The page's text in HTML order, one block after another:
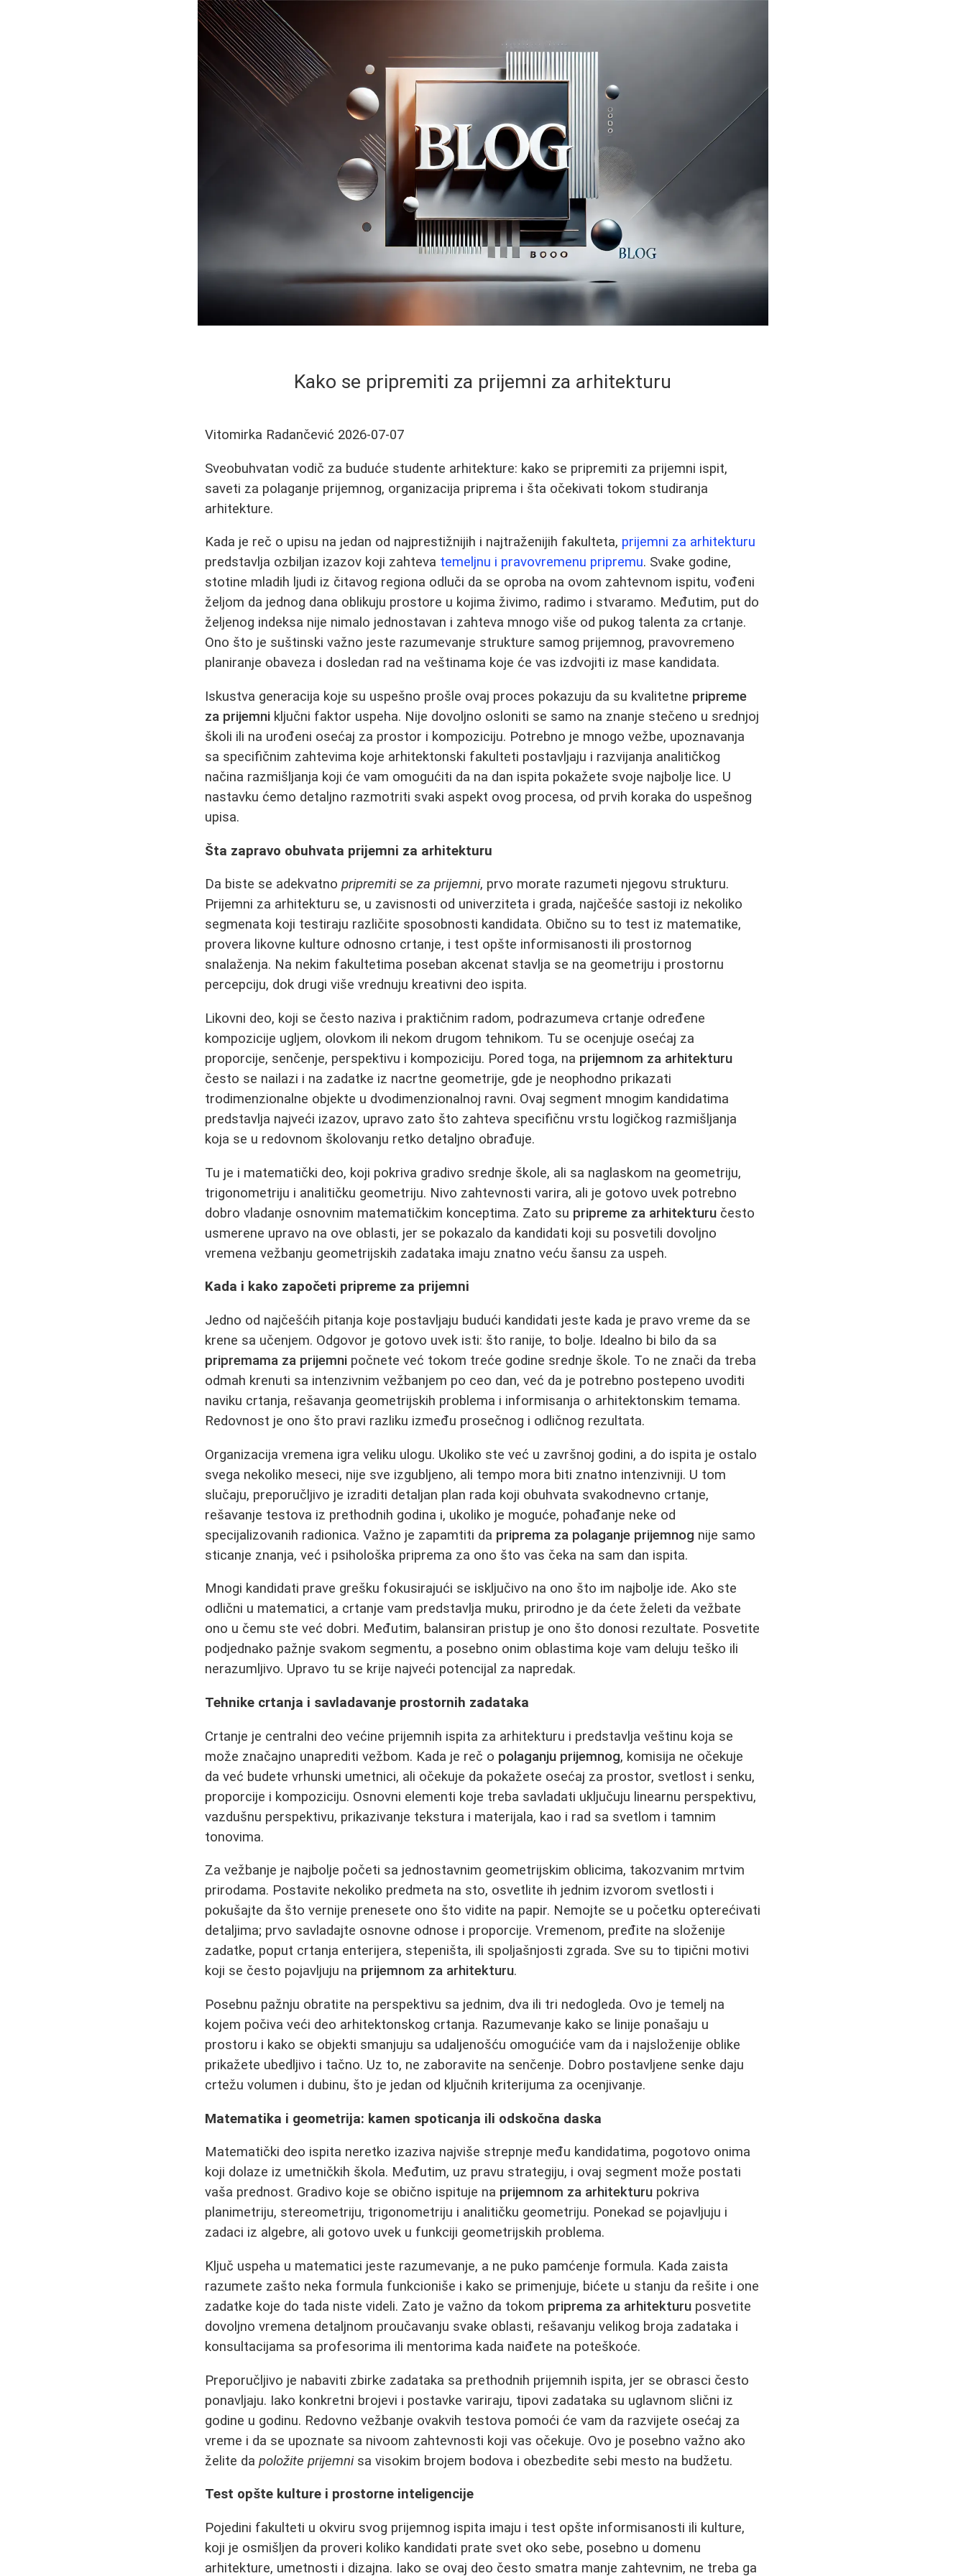
Kako se pripremiti za prijemni za arhitekturu
Vitomirka Radančević 2026-07-07
Sveobuhvatan vodič za buduće studente arhitekture: kako se pripremiti za prijemni ispit,
saveti za polaganje prijemnog, organizacija priprema i šta očekivati tokom studiranja
arhitekture.
Kada je reč o upisu na jedan od najprestižnijih i najtraženijih fakulteta, prijemni za arhitekturu
predstavlja ozbiljan izazov koji zahteva temeljnu i pravovremenu pripremu. Svake godine,
stotine mladih ljudi iz čitavog regiona odluči da se oproba na ovom zahtevnom ispitu, vođeni
željom da jednog dana oblikuju prostore u kojima živimo, radimo i stvaramo. Međutim, put do
željenog indeksa nije nimalo jednostavan i zahteva mnogo više od pukog talenta za crtanje.
Ono što je suštinski važno jeste razumevanje strukture samog prijemnog, pravovremeno
planiranje obaveza i dosledan rad na veštinama koje će vas izdvojiti iz mase kandidata.
Iskustva generacija koje su uspešno prošle ovaj proces pokazuju da su kvalitetne pripreme
za prijemni ključni faktor uspeha. Nije dovoljno osloniti se samo na znanje stečeno u srednjoj
školi ili na urođeni osećaj za prostor i kompoziciju. Potrebno je mnogo vežbe, upoznavanja
sa specifičnim zahtevima koje arhitektonski fakulteti postavljaju i razvijanja analitičkog
načina razmišljanja koji će vam omogućiti da na dan ispita pokažete svoje najbolje lice. U
nastavku ćemo detaljno razmotriti svaki aspekt ovog procesa, od prvih koraka do uspešnog
upisa.
Šta zapravo obuhvata prijemni za arhitekturu
Da biste se adekvatnopripremiti se za prijemni, prvo morate razumeti njegovu strukturu.
Prijemni za arhitekturu se, u zavisnosti od univerziteta i grada, najčešće sastoji iz nekoliko
segmenata koji testiraju različite sposobnosti kandidata. Obično su to test iz matematike,
provera likovne kulture odnosno crtanje, i test opšte informisanosti ili prostornog
snalaženja. Na nekim fakultetima poseban akcenat stavlja se na geometriju i prostornu
percepciju, dok drugi više vrednuju kreativni deo ispita.
Likovni deo, koji se često naziva i praktičnim radom, podrazumeva crtanje određene
kompozicije ugljem, olovkom ili nekom drugom tehnikom. Tu se ocenjuje osećaj za
proporcije, senčenje, perspektivu i kompoziciju. Pored toga, na prijemnom za arhitekturu
često se nailazi i na zadatke iz nacrtne geometrije, gde je neophodno prikazati
trodimenzionalne objekte u dvodimenzionalnoj ravni. Ovaj segment mnogim kandidatima
predstavlja najveći izazov, upravo zato što zahteva specifičnu vrstu logičkog razmišljanja
koja se u redovnom školovanju retko detaljno obrađuje.
Tu je i matematički deo, koji pokriva gradivo srednje škole, ali sa naglaskom na geometriju,
trigonometriju i analitičku geometriju. Nivo zahtevnosti varira, ali je gotovo uvek potrebno
dobro vladanje osnovnim matematičkim konceptima. Zato su pripreme za arhitekturu često
usmerene upravo na ove oblasti, jer se pokazalo da kandidati koji su posvetili dovoljno
vremena vežbanju geometrijskih zadataka imaju znatno veću šansu za uspeh.
Kada i kako započeti pripreme za prijemni
Jedno od najčešćih pitanja koje postavljaju budući kandidati jeste kada je pravo vreme da se
krene sa učenjem. Odgovor je gotovo uvek isti: što ranije, to bolje. Idealno bi bilo da sa
pripremama za prijemni počnete već tokom treće godine srednje škole. To ne znači da treba
odmah krenuti sa intenzivnim vežbanjem po ceo dan, već da je potrebno postepeno uvoditi
naviku crtanja, rešavanja geometrijskih problema i informisanja o arhitektonskim temama.
Redovnost je ono što pravi razliku između prosečnog i odličnog rezultata.
Organizacija vremena igra veliku ulogu. Ukoliko ste već u završnoj godini, a do ispita je ostalo
svega nekoliko meseci, nije sve izgubljeno, ali tempo mora biti znatno intenzivniji. U tom
slučaju, preporučljivo je izraditi detaljan plan rada koji obuhvata svakodnevno crtanje,
rešavanje testova iz prethodnih godina i, ukoliko je moguće, pohađanje neke od
specijalizovanih radionica. Važno je zapamtiti da priprema za polaganje prijemnog nije samo
sticanje znanja, već i psihološka priprema za ono što vas čeka na sam dan ispita.
Mnogi kandidati prave grešku fokusirajući se isključivo na ono što im najbolje ide. Ako ste
odlični u matematici, a crtanje vam predstavlja muku, prirodno je da ćete želeti da vežbate
ono u čemu ste već dobri. Međutim, balansiran pristup je ono što donosi rezultate. Posvetite
podjednako pažnje svakom segmentu, a posebno onim oblastima koje vam deluju teško ili
nerazumljivo. Upravo tu se krije najveći potencijal za napredak.
Tehnike crtanja i savladavanje prostornih zadataka
Crtanje je centralni deo većine prijemnih ispita za arhitekturu i predstavlja veštinu koja se
može značajno unaprediti vežbom. Kada je reč o polaganju prijemnog, komisija ne očekuje
da već budete vrhunski umetnici, ali očekuje da pokažete osećaj za prostor, svetlost i senku,
proporcije i kompoziciju. Osnovni elementi koje treba savladati uključuju linearnu perspektivu,
vazdušnu perspektivu, prikazivanje tekstura i materijala, kao i rad sa svetlom i tamnim
tonovima.
Za vežbanje je najbolje početi sa jednostavnim geometrijskim oblicima, takozvanim mrtvim
prirodama. Postavite nekoliko predmeta na sto, osvetlite ih jednim izvorom svetlosti i
pokušajte da što vernije prenesete ono što vidite na papir. Nemojte se u početku opterećivati
detaljima; prvo savladajte osnovne odnose i proporcije. Vremenom, pređite na složenije
zadatke, poput crtanja enterijera, stepeništa, ili spoljašnjosti zgrada. Sve su to tipični motivi
koji se često pojavljuju na prijemnom za arhitekturu.
Posebnu pažnju obratite na perspektivu sa jednim, dva ili tri nedogleda. Ovo je temelj na
kojem počiva veći deo arhitektonskog crtanja. Razumevanje kako se linije ponašaju u
prostoru i kako se objekti smanjuju sa udaljenošću omogućiće vam da i najsloženije oblike
prikažete ubedljivo i tačno. Uz to, ne zaboravite na senčenje. Dobro postavljene senke daju
crtežu volumen i dubinu, što je jedan od ključnih kriterijuma za ocenjivanje.
Matematika i geometrija: kamen spoticanja ili odskočna daska
Matematički deo ispita neretko izaziva najviše strepnje među kandidatima, pogotovo onima
koji dolaze iz umetničkih škola. Međutim, uz pravu strategiju, i ovaj segment može postati
vaša prednost. Gradivo koje se obično ispituje na prijemnom za arhitekturu pokriva
planimetriju, stereometriju, trigonometriju i analitičku geometriju. Ponekad se pojavljuju i
zadaci iz algebre, ali gotovo uvek u funkciji geometrijskih problema.
Ključ uspeha u matematici jeste razumevanje, a ne puko pamćenje formula. Kada zaista
razumete zašto neka formula funkcioniše i kako se primenjuje, bićete u stanju da rešite i one
zadatke koje do tada niste videli. Zato je važno da tokom priprema za arhitekturu posvetite
dovoljno vremena detaljnom proučavanju svake oblasti, rešavanju velikog broja zadataka i
konsultacijama sa profesorima ili mentorima kada naiđete na poteškoće.
Preporučljivo je nabaviti zbirke zadataka sa prethodnih prijemnih ispita, jer se obrasci često
ponavljaju. Iako konkretni brojevi i postavke variraju, tipovi zadataka su uglavnom slični iz
godine u godinu. Redovno vežbanje ovakvih testova pomoći će vam da razvijete osećaj za
vreme i da se upoznate sa nivoom zahtevnosti koji vas očekuje. Ovo je posebno važno ako
želite dapoložite prijemnisa visokim brojem bodova i obezbedite sebi mesto na budžetu.
Test opšte kulture i prostorne inteligencije
Pojedini fakulteti u okviru svog prijemnog ispita imaju i test opšte informisanosti ili kulture,
koji je osmišljen da proveri koliko kandidati prate svet oko sebe, posebno u domenu
arhitekture, umetnosti i dizajna. Iako se ovaj deo često smatra manje zahtevnim, ne treba ga